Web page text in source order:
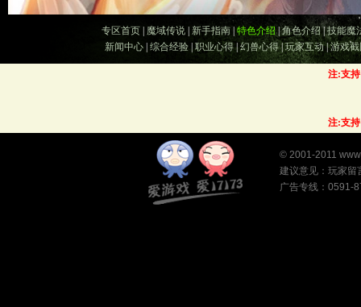
专区首页| 魔域传说| 新手指南| 特色介绍|角色介绍|技能魔
新闻中心 综合经验 |职业心得| 幻兽心得|玩家互动|游戏
注:支
注:支
© 2001-2011
建议意见： 玩家留
广告专线：